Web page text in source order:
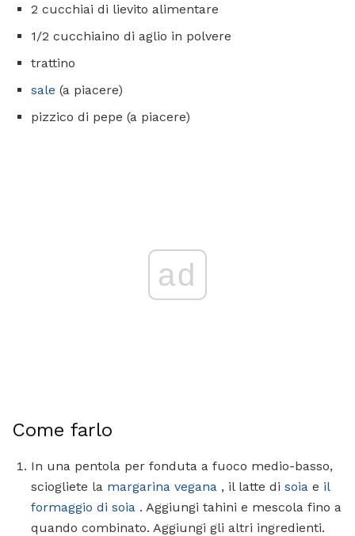
2 cucchiai di lievito alimentare
1/2 cucchiaino di aglio in polvere
trattino
sale (a piacere)
pizzico di pepe (a piacere)
ad
Come farlo
In una pentola per fonduta a fuoco medio-basso,
sciogliete la margarina vegana , il latte di soia e il
formaggio di soia . Aggiungi tahini e mescola fino a
quando combinato. Aggiungi gli altri ingredienti.